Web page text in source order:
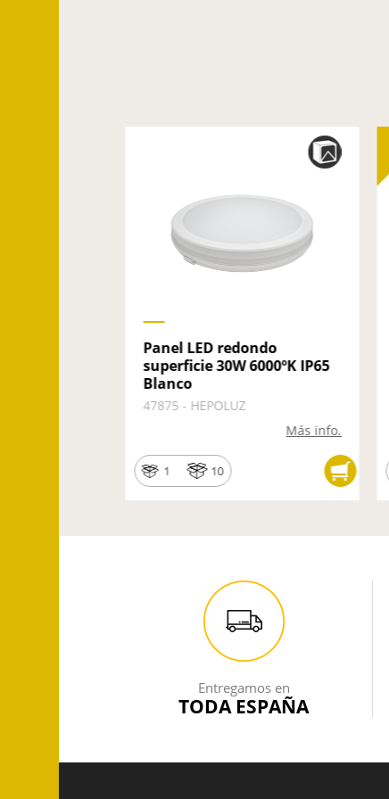
Panel LED redondo
superficie 30W 6000ºK IP65
Blanco
47875 - HEPOLUZ
Más info.
1 10
Entregamos en
TODA ESPAÑA